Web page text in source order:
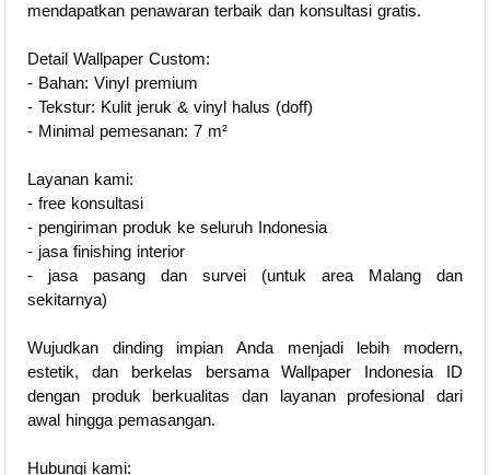
mendapatkan penawaran terbaik dan konsultasi gratis.
Detail Wallpaper Custom:
- Bahan: Vinyl premium
- Tekstur: Kulit jeruk & vinyl halus (doff)
- Minimal pemesanan: 7 m²
Layanan kami:
- free konsultasi
- pengiriman produk ke seluruh Indonesia
- jasa finishing interior
- jasa pasang dan survei (untuk area Malang dan
sekitarnya)
Wujudkan dinding impian Anda menjadi lebih modern,
estetik, dan berkelas bersama Wallpaper Indonesia ID
dengan produk berkualitas dan layanan profesional dari
awal hingga pemasangan.
Hubungi kami: